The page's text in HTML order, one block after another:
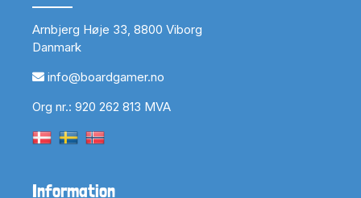
Arnbjerg Høje 33, 8800 Viborg
Danmark
info@boardgamer.no
Org nr.: 920 262 813 MVA
Information